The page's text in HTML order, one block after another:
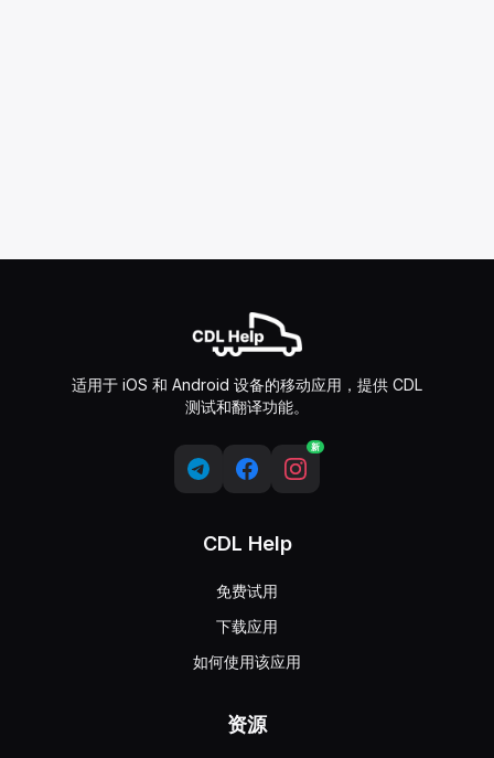
适用于 iOS 和 Android 设备的移动应用，提供 CDL
测试和翻译功能。
新
CDL Help
免费试用
下载应用
如何使用该应用
资源